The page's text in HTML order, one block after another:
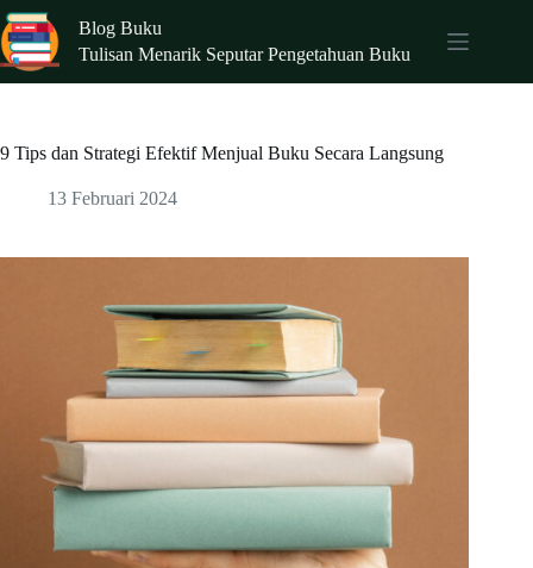
Skip
to
content
Blog Buku
Tulisan Menarik Seputar Pengetahuan Buku
9 Tips dan Strategi Efektif Menjual Buku Secara Langsung
13 Februari 2024